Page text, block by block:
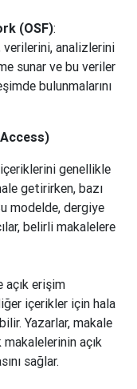
(OSF):
verilerini, analizlerini
sunar ve bu veriler
bulunmalarını
genellikle
getirirken, bazı
modelde, dergiye
belirli makalelere
açık erişim
içerikler için hala
Yazarlar, makale
açık
sağlar.